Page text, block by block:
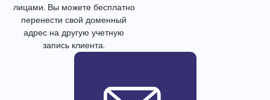
лицами. Вы можете бесплатно
перенести свой доменный
адрес на другую учетную
запись клиента.